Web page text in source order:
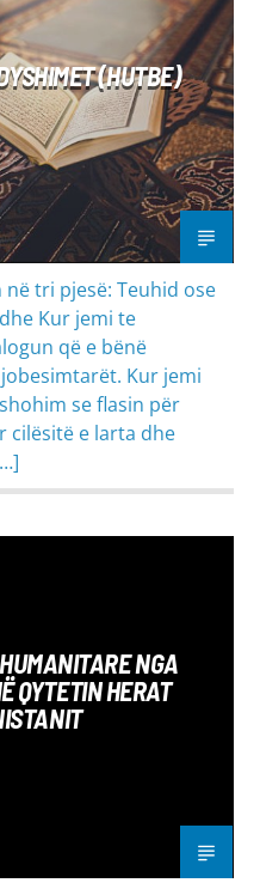
(HUTBE)
tri pjesë: Teuhid ose
Kur jemi te
që e bënë
Kur jemi
se flasin për
cilësitë e larta dhe
NGA
QYTETIN HERAT